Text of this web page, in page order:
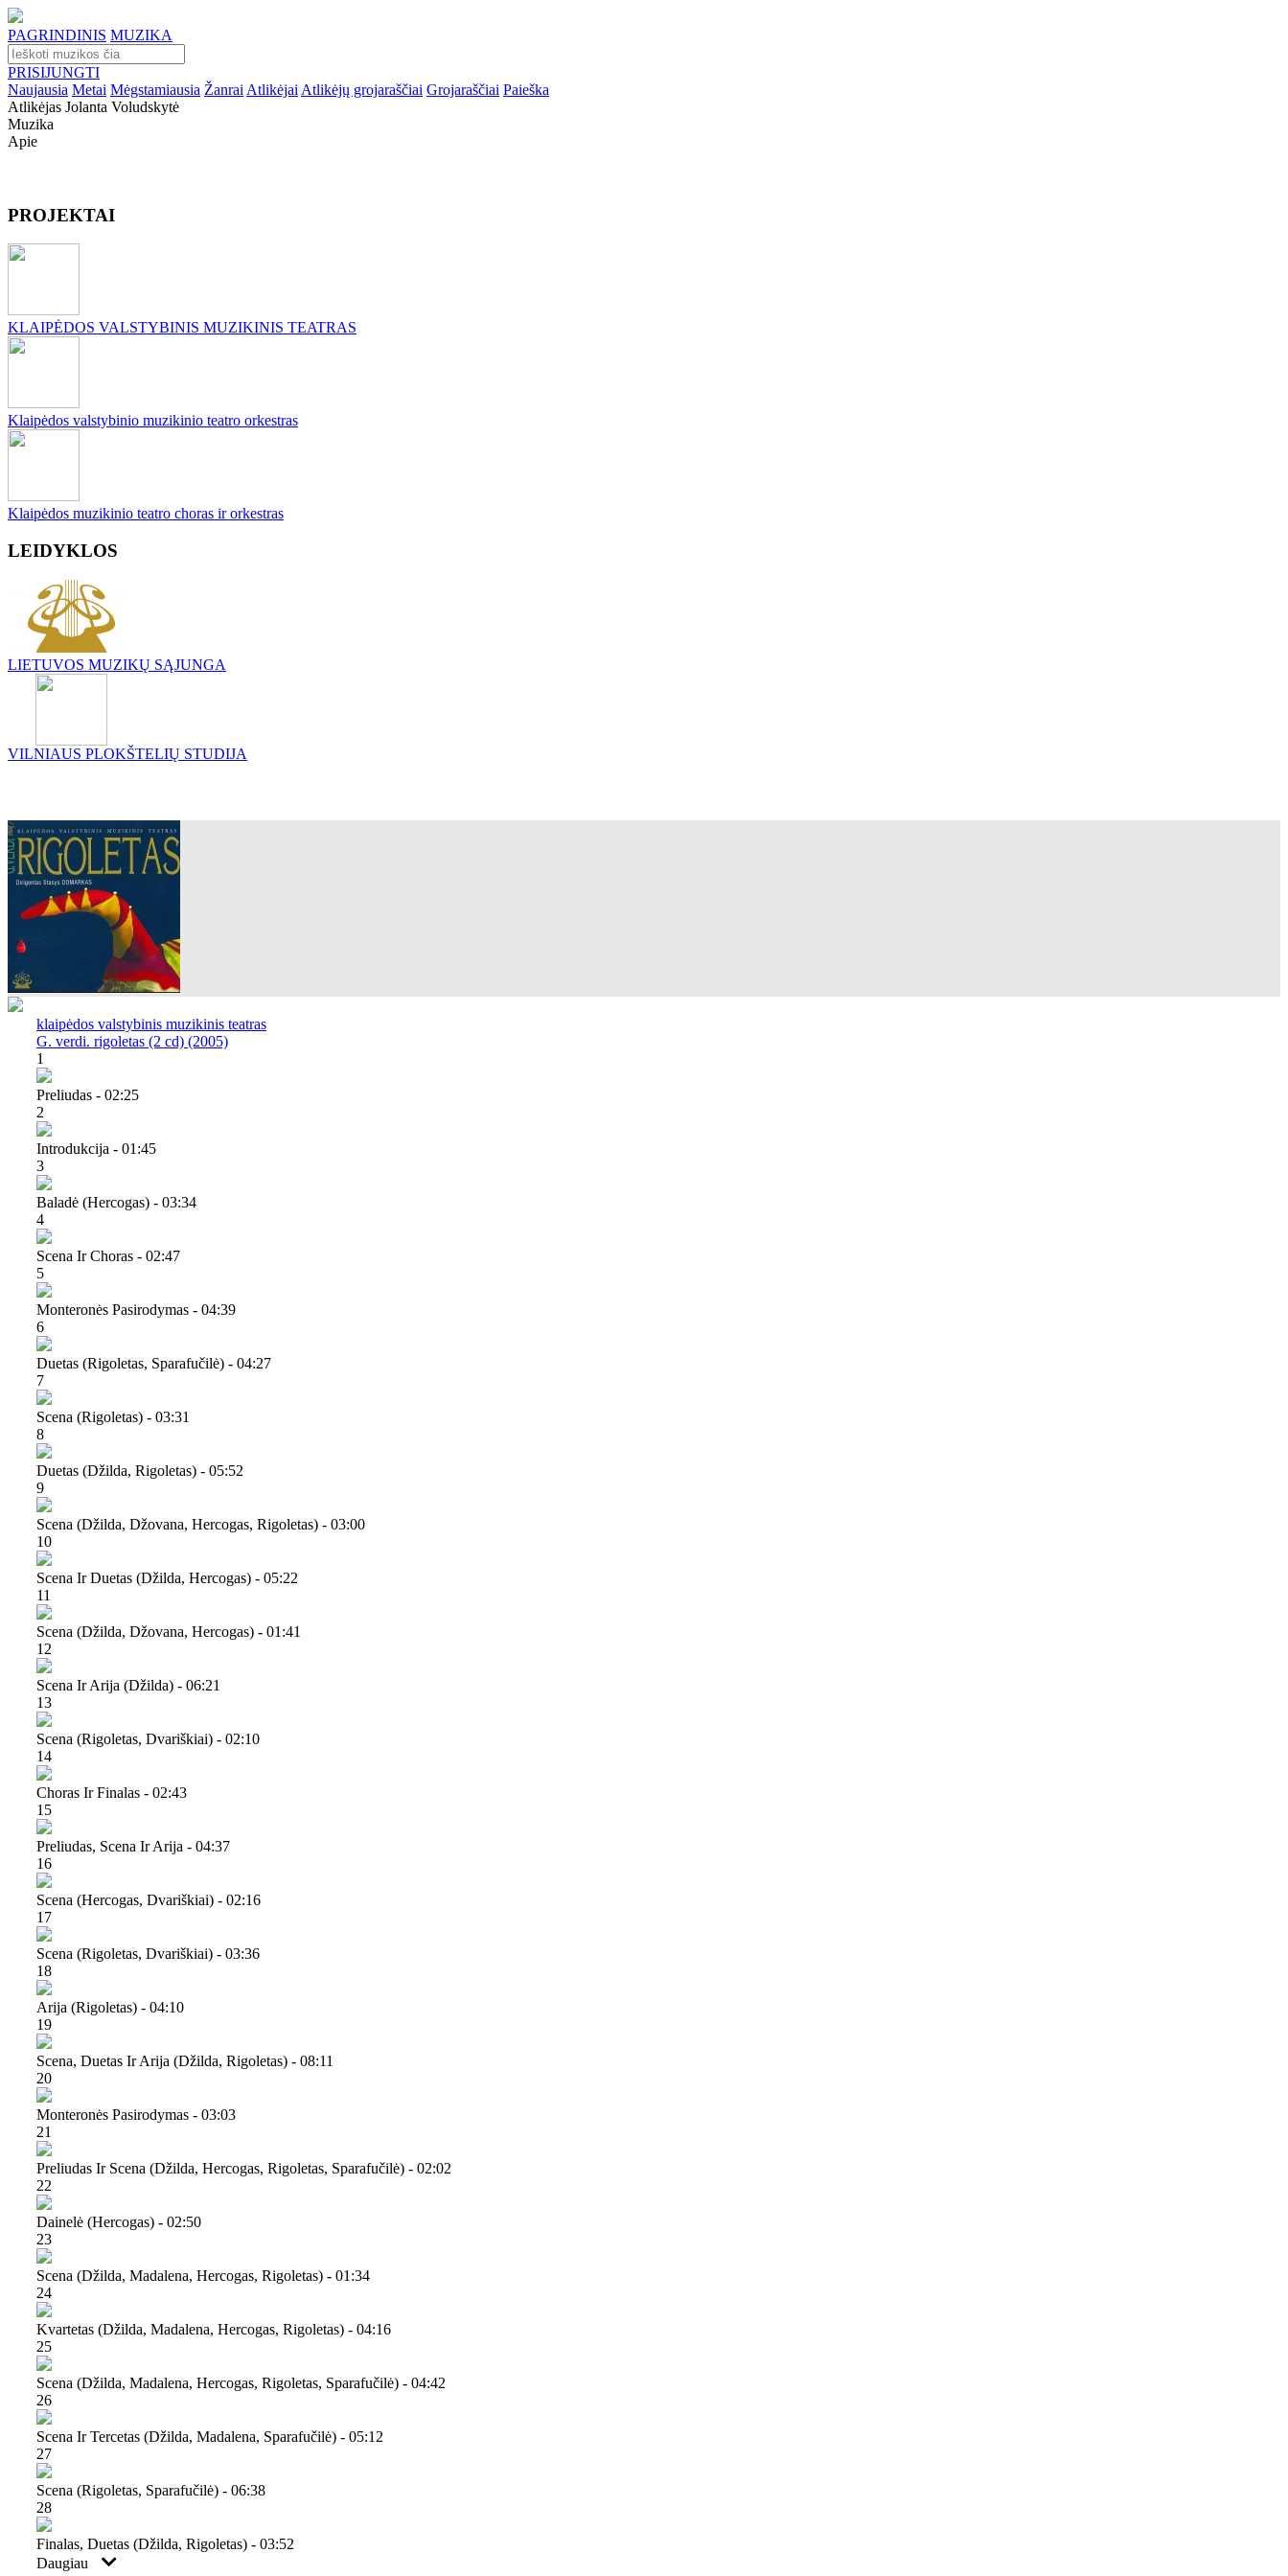
PAGRINDINIS MUZIKA
PRISIJUNGTI
Naujausia Metai Mėgstamiausia Žanrai Atlikėjai Atlikėjų grojaraščiai Grojaraščiai Paieška
Atlikėjas Jolanta Voludskytė
Muzika
Apie
PROJEKTAI
KLAIPĖDOS VALSTYBINIS MUZIKINIS TEATRAS
Klaipėdos valstybinio muzikinio teatro orkestras
Klaipėdos muzikinio teatro choras ir orkestras
LEIDYKLOS
LIETUVOS MUZIKŲ SĄJUNGA
VILNIAUS PLOKŠTELIŲ STUDIJA
klaipėdos valstybinis muzikinis teatras
G. verdi. rigoletas (2 cd) (2005)
1
Preliudas - 02:25
2
Introdukcija - 01:45
3
Baladė (hercogas) - 03:34
4
Scena Ir Choras - 02:47
5
Monteronės Pasirodymas - 04:39
6
Duetas (rigoletas, Sparafučilė) - 04:27
7
Scena (rigoletas) - 03:31
8
Duetas (džilda, Rigoletas) - 05:52
9
Scena (džilda, Džovana, Hercogas, Rigoletas) - 03:00
10
Scena Ir Duetas (džilda, Hercogas) - 05:22
11
Scena (džilda, Džovana, Hercogas) - 01:41
12
Scena Ir Arija (džilda) - 06:21
13
Scena (rigoletas, Dvariškiai) - 02:10
14
Choras Ir Finalas - 02:43
15
Preliudas, Scena Ir Arija - 04:37
16
Scena (hercogas, Dvariškiai) - 02:16
17
Scena (rigoletas, Dvariškiai) - 03:36
18
Arija (rigoletas) - 04:10
19
Scena, Duetas Ir Arija (džilda, Rigoletas) - 08:11
20
Monteronės Pasirodymas - 03:03
21
Preliudas Ir Scena (džilda, Hercogas, Rigoletas, Sparafučilė) - 02:02
22
Dainelė (hercogas) - 02:50
23
Scena (džilda, Madalena, Hercogas, Rigoletas) - 01:34
24
Kvartetas (džilda, Madalena, Hercogas, Rigoletas) - 04:16
25
Scena (džilda, Madalena, Hercogas, Rigoletas, Sparafučilė) - 04:42
26
Scena Ir Tercetas (džilda, Madalena, Sparafučilė) - 05:12
27
Scena (rigoletas, Sparafučilė) - 06:38
28
Finalas, Duetas (džilda, Rigoletas) - 03:52
Daugiau